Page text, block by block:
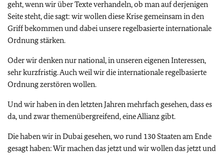
geht, wenn wir über Texte verhandeln, ob man auf derjenigen
Seite steht, die sagt: wir wollen diese Krise gemeinsam in den
Griff bekommen und dabei unsere regelbasierte internationale
Ordnung stärken.
Oder wir denken nur national, in unseren eigenen Interessen,
sehr kurzfristig. Auch weil wir die internationale regelbasierte
Ordnung zerstören wollen.
Und wir haben in den letzten Jahren mehrfach gesehen, dass es
da, und zwar themenübergreifend, eine Allianz gibt.
Die haben wir in Dubai gesehen, wo rund 130 Staaten am Ende
gesagt haben: Wir machen das jetzt und wir wollen das jetzt und